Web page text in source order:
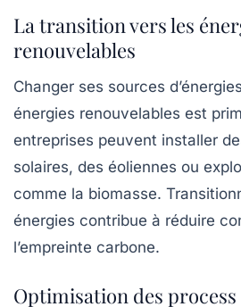
La transition vers les
renouvelables
Changer ses sources
énergies renouvelables est
entreprises peuvent installer
solaires, des éoliennes ou
comme la biomasse.
énergies contribue à réduire
l’empreinte carbone.
Optimisation des